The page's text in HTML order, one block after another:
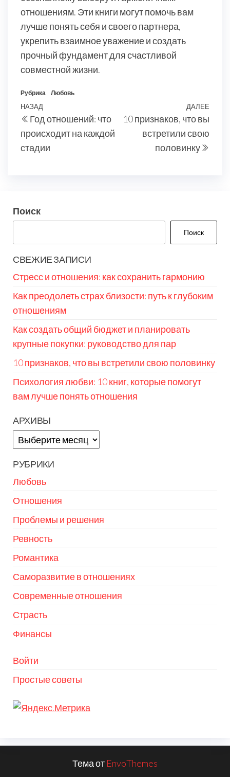
отношениям. Эти книги могут помочь вам
лучше понять себя и своего партнера,
укрепить взаимное уважение и создать
прочный фундамент для счастливой
совместной жизни.
Рубрика Любовь
Навигация
по
записям
Предыдущая
запись
НАЗАД
Год отношений: что
происходит на каждой
стадии
ДАЛЕЕ
10 признаков, что вы
встретили свою
половинку
Поиск
Поиск
СВЕЖИЕ ЗАПИСИ
Стресс и отношения: как сохранить гармонию
Как преодолеть страх близости: путь к глубоким
отношениям
Как создать общий бюджет и планировать
крупные покупки: руководство для пар
10 признаков, что вы встретили свою половинку
Психология любви: 10 книг, которые помогут
вам лучше понять отношения
АРХИВЫ
Архивы
РУБРИКИ
Любовь
Отношения
Проблемы и решения
Ревность
Романтика
Саморазвитие в отношениях
Современные отношения
Страсть
Финансы
Войти
Простые советы
Тема от EnvoThemes